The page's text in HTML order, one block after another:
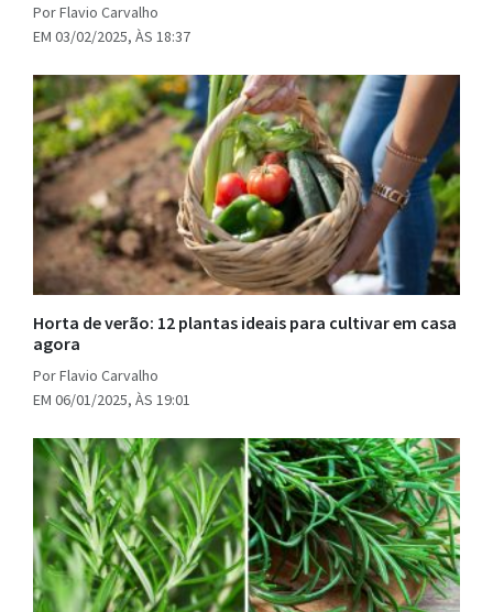
Por Flavio Carvalho
EM 03/02/2025, ÀS 18:37
Horta de verão: 12 plantas ideais para cultivar em casa
agora
Por Flavio Carvalho
EM 06/01/2025, ÀS 19:01